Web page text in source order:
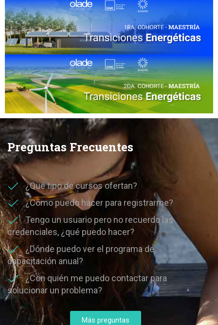
Preguntas Frecuentes
¿Qué tipo de cursos ofertan?
¿Cómo puedo hacer para registrarme?
Tengo un usuario pero no recuerdo las
credenciales, ¿qué puedo hacer?
¿Dónde puedo ver el programa de
capacitación anual?
¿Con quién me puedo contactar para
solucionar un problema?
Más preguntas